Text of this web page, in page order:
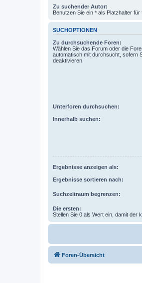
Zu suchender Autor:
Benutzen Sie ein * als Platzhalter für
SUCHOPTIONEN
Zu durchsuchende Foren:
Wählen Sie das Forum oder die
automatisch mit durchsucht, sofern
deaktivieren.
Unterforen durchsuchen:
Innerhalb suchen:
Ergebnisse anzeigen als:
Ergebnisse sortieren nach:
Suchzeitraum begrenzen:
Die ersten:
Stellen Sie 0 als Wert ein, damit der
Foren-Übersicht